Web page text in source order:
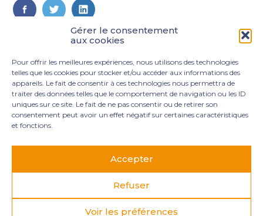
Gérer le consentement
aux cookies
Pour offrir les meilleures expériences, nous utilisons des technologies
telles que les cookies pour stocker et/ou accéder aux informations des
appareils. Le fait de consentir à ces technologies nous permettra de
traiter des données telles que le comportement de navigation ou les ID
uniques sur ce site. Le fait de ne pas consentir ou de retirer son
consentement peut avoir un effet négatif sur certaines caractéristiques
et fonctions.
Accepter
Refuser
Voir les préférences
FaceBook
TwitterLinkedIn
Principale
3 rue Marie Dupil – La Plaine Petit Manoir – 97232 Le